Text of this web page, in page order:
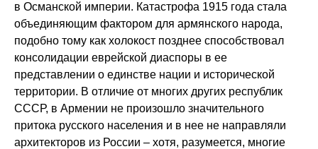
в Османской империи. Катастрофа 1915 года стала
объединяющим фактором для армянского народа,
подобно тому как холокост позднее способствовал
консолидации еврейской диаспоры в ее
представлении о единстве нации и исторической
территории. В отличие от многих других республик
СССР, в Армении не произошло значительного
притока русского населения и в нее не направляли
архитекторов из России – хотя, разумеется, многие